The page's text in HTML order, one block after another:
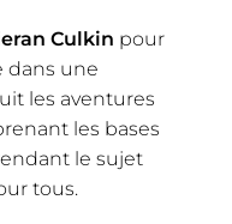
Culkin pour
dans une
les aventures
les bases
le sujet
tous.